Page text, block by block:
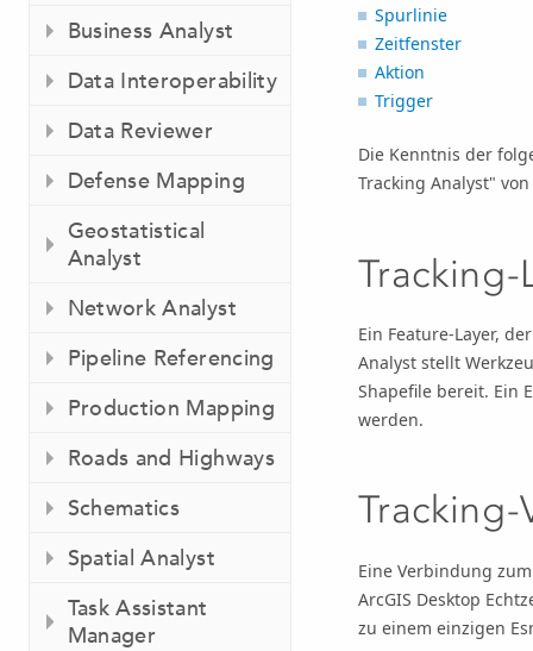
Business Analyst
Data Interoperability
Data Reviewer
Defense Mapping
Geostatistical
Analyst
Network Analyst
Pipeline Referencing
Production Mapping
Roads and Highways
Schematics
Spatial Analyst
Task Assistant
Manager
Spurlinie
Zeitfenster
Aktion
Trigger
Die Kenntnis der
Tracking Analyst"
Tracking-
Ein Feature-Layer,
Analyststellt
Shapefile bereit. Ein
werden.
Eine Verbindung
ArcGIS Desktop
zu einem einzigen